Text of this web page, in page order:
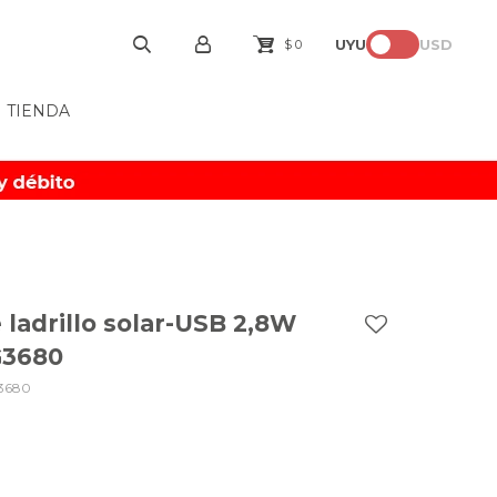
TIENDA
$ 0 UYU USD
ladrillo solar-USB 2,8W